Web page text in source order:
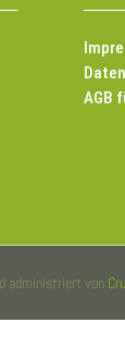
AGB
administriert von